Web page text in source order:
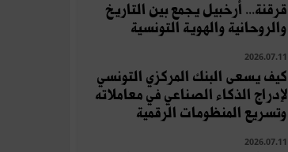
قرقنة... أرخبيل يجمع بين التاريخ
والروحانية والهوية التونسية
2026.07.11
كيف يسعى البنك المركزي التونسي
لإدراج الذكاء الصناعي في معاملاته
وتسريع المنظومات الرقمية
2026.07.11